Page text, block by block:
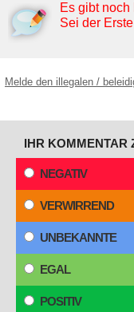
Es gibt
Sei der
Melde den illegalen /
IHR KOMMENTAR
NEGATIV
VERWIRREND
UNBEKANNTE
EGAL
POSITIV